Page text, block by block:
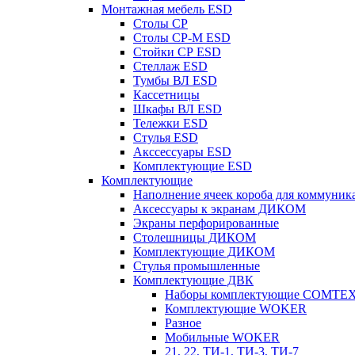
Монтажная мебель ESD
Столы СР
Столы СР-М ESD
Стойки СР ESD
Стеллаж ESD
Тумбы ВЛ ESD
Кассетницы
Шкафы ВЛ ESD
Тележки ESD
Стулья ESD
Акссессуары ESD
Комплектующие ESD
Комплектующие
Наполнение ячеек короба для
Аксессуары к экранам ДИКОМ
Экраны перфорированные
Cтолешницы ДИКОМ
Комплектующие ДИКОМ
Стулья промышленные
Комплектующие ДВК
Наборы комплектующие
Комплектующие WOKER
Разное
Мобильные WOKER
21, 22, ТИ-1, ТИ-3, ТИ-7